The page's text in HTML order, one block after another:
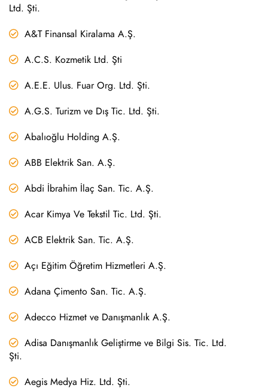
Ltd. Şti.
A&T Finansal Kiralama A.Ş.
A.C.S. Kozmetik Ltd. Şti
A.E.E. Ulus. Fuar Org. Ltd. Şti.
A.G.S. Turizm ve Dış Tic. Ltd. Şti.
Abalıoğlu Holding A.Ş.
ABB Elektrik San. A.Ş.
Abdi İbrahim İlaç San. Tic. A.Ş.
Acar Kimya Ve Tekstil Tic. Ltd. Şti.
ACB Elektrik San. Tic. A.Ş.
Açı Eğitim Öğretim Hizmetleri A.Ş.
Adana Çimento San. Tic. A.Ş.
Adecco Hizmet ve Danışmanlık A.Ş.
Adisa Danışmanlık Geliştirme ve Bilgi Sis. Tic. Ltd.
Şti.
Aegis Medya Hiz. Ltd. Şti.